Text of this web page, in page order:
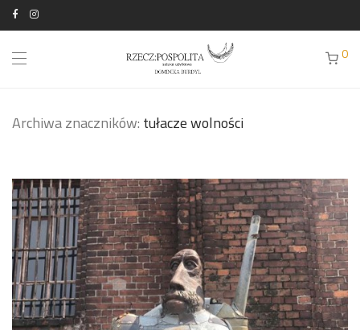
0
Archiwa znaczników: tułacze wolności